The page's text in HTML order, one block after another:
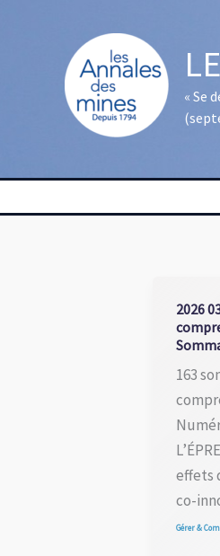
« Se
2026
163
effets
co-
Gérer &